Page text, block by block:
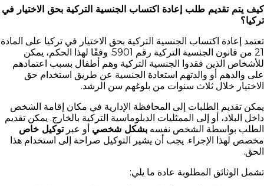
كيف يتم تقديم طلب إعادة اكتساب الجنسية التركية بحق الاختيار في
تركيا؟
تعتمد إعادة اكتساب الجنسية التركية بحق الاختيار في تركيا على المادة
21 من قانون الجنسية التركية رقم 5901. وفقًا لهذا الحكم، يمكن
للأشخاص الذين فقدوا الجنسية التركية وهم أطفال بسبب اعتمادهم
على والدهم أو والدتهم استعادة الجنسية عن طريق استخدام حق
الاختيار خلال ثلاث سنوات من بلوغهم سن الرشد.
يمكن تقديم الطلبات إلى المحافظة الإدارية في مكان إقامة الشخص
داخل البلاد، أو إلى الممثليات الدبلوماسية التركية بالخارج. يمكن تقديم
الطلب بواسطة الشخص نفسه بشكل شخصي أو عبرتوكيل خاص
مخصص لهذا الإجراء. يجب أن يشير التوكيل صراحة إلى استخدام هذا
الحق.
تشمل الوثائق المطلوبة عادة ما يلي: